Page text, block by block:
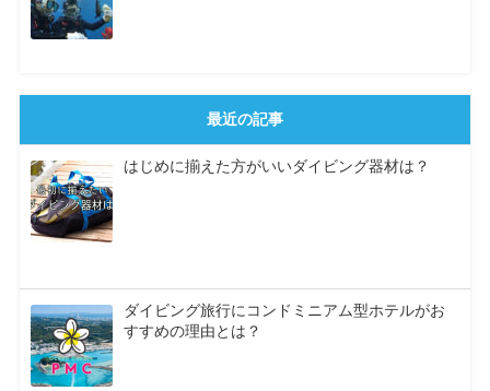
最近の記事
はじめに揃えた方がいいダイビング器材は？
ダイビング旅行にコンドミニアム型ホテルがお
すすめの理由とは？